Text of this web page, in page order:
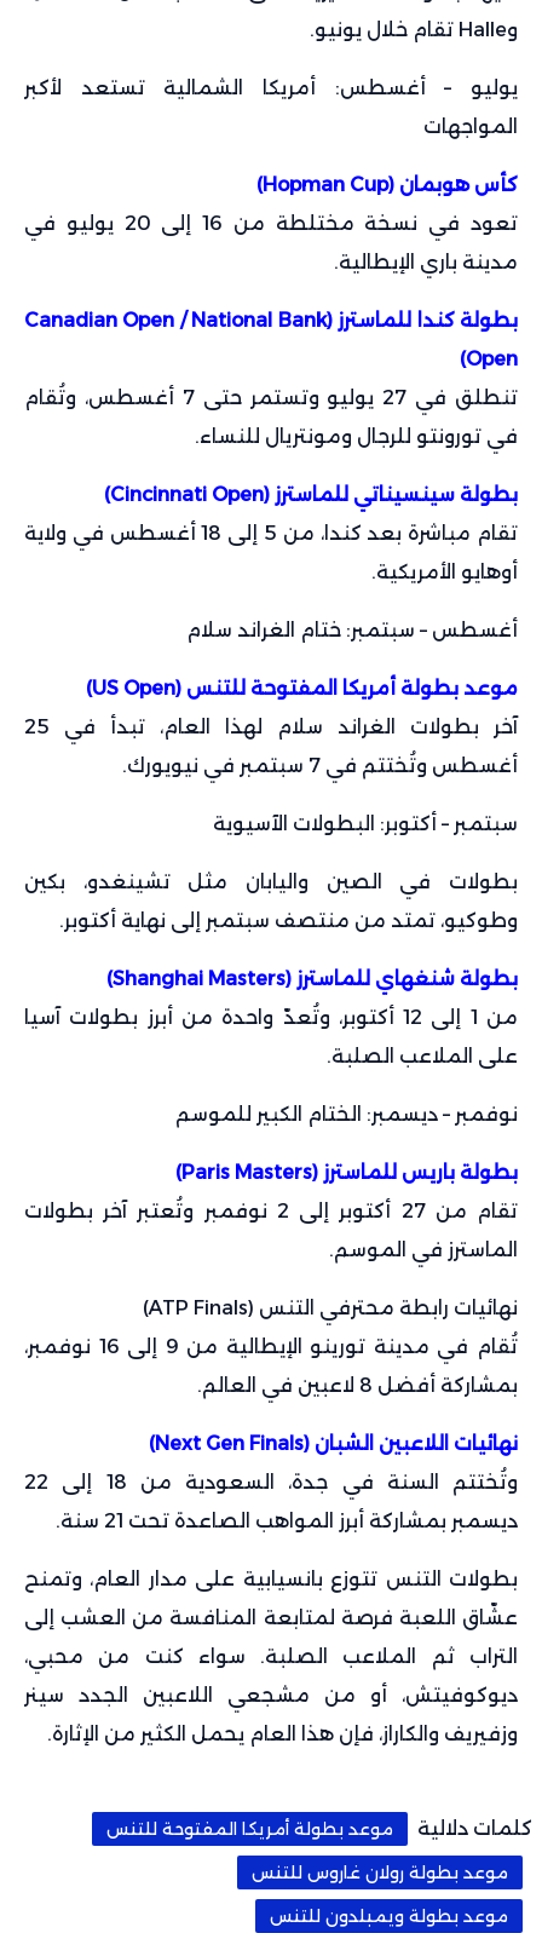
وHalle تقام خلال يونيو.
يوليو – أغسطس: أمريكا الشمالية تستعد لأكبر
المواجهات
كأس هوبمان (Hopman Cup)
تعود في نسخة مختلطة من 16 إلى 20 يوليو في
مدينة باري الإيطالية.
بطولة كندا للماسترز (Canadian Open / National Bank
Open)
تنطلق في 27 يوليو وتستمر حتى 7 أغسطس، وتُقام
في تورونتو للرجال ومونتريال للنساء.
بطولة سينسيناتي للماسترز (Cincinnati Open)
تقام مباشرة بعد كندا، من 5 إلى 18 أغسطس في ولاية
أوهايو الأمريكية.
أغسطس – سبتمبر: ختام الغراند سلام
موعد بطولة أمريكا المفتوحة للتنس (US Open)
آخر بطولات الغراند سلام لهذا العام، تبدأ في 25
أغسطس وتُختتم في 7 سبتمبر في نيويورك.
سبتمبر – أكتوبر: البطولات الآسيوية
بطولات في الصين واليابان مثل تشينغدو، بكين
وطوكيو، تمتد من منتصف سبتمبر إلى نهاية أكتوبر.
بطولة شنغهاي للماسترز (Shanghai Masters)
من 1 إلى 12 أكتوبر، وتُعدّ واحدة من أبرز بطولات آسيا
على الملاعب الصلبة.
نوفمبر – ديسمبر: الختام الكبير للموسم
بطولة باريس للماسترز (Paris Masters)
تقام من 27 أكتوبر إلى 2 نوفمبر وتُعتبر آخر بطولات
الماسترز في الموسم.
نهائيات رابطة محترفي التنس (ATP Finals)
تُقام في مدينة تورينو الإيطالية من 9 إلى 16 نوفمبر،
بمشاركة أفضل 8 لاعبين في العالم.
نهائيات اللاعبين الشبان (Next Gen Finals)
وتُختتم السنة في جدة، السعودية من 18 إلى 22
ديسمبر بمشاركة أبرز المواهب الصاعدة تحت 21 سنة.
بطولات التنس تتوزع بانسيابية على مدار العام، وتمنح
عشّاق اللعبة فرصة لمتابعة المنافسة من العشب إلى
التراب ثم الملاعب الصلبة. سواء كنت من محبي،
ديوكوفيتش، أو من مشجعي اللاعبين الجدد سينر
وزفيريف والكاراز، فإن هذا العام يحمل الكثير من الإثارة.
كلمات دلالية
موعد بطولة أمريكا المفتوحة للتنس
موعد بطولة رولان غاروس للتنس
موعد بطولة ويمبلدون للتنس